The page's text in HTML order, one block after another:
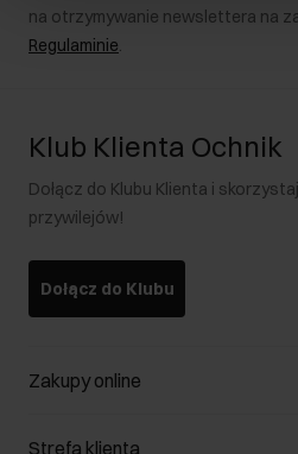
na otrzymywanie newslettera na
Regulaminie.
Klub Klienta Ochnik
Dołącz do Klubu Klienta i
przywilejów!
Dołącz do Klubu
Zakupy online
Zarządzaj cookies
Strefa klienta